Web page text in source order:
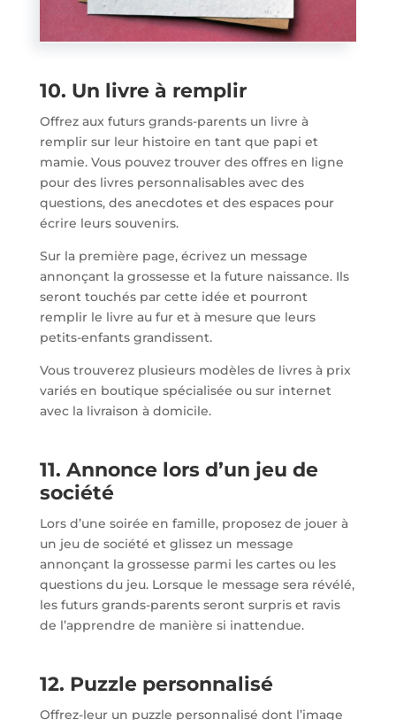
10. Un livre à remplir
Offrez aux futurs grands-parents un livre à
remplir sur leur histoire en tant que papi et
mamie. Vous pouvez trouver des offres en ligne
pour des livres personnalisables avec des
questions, des anecdotes et des espaces pour
écrire leurs souvenirs.
Sur la première page, écrivez un message
annonçant la grossesse et la future naissance. Ils
seront touchés par cette idée et pourront
remplir le livre au fur et à mesure que leurs
petits-enfants grandissent.
Vous trouverez plusieurs modèles de livres à prix
variés en boutique spécialisée ou sur internet
avec la livraison à domicile.
11. Annonce lors d’un jeu de
société
Lors d’une soirée en famille, proposez de jouer à
un jeu de société et glissez un message
annonçant la grossesse parmi les cartes ou les
questions du jeu. Lorsque le message sera révélé,
les futurs grands-parents seront surpris et ravis
de l’apprendre de manière si inattendue.
12. Puzzle personnalisé
Offrez-leur un puzzle personnalisé dont l’image